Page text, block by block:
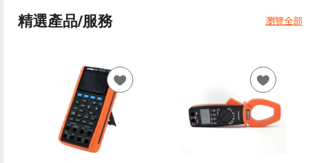
精選產品/服務 瀏覽全部